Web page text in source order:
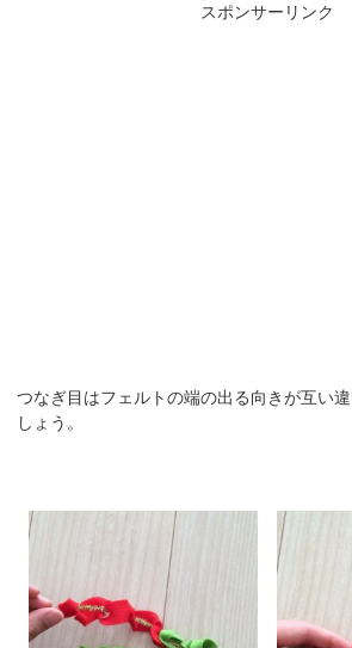
スポンサーリンク
つなぎ目はフェルトの端の出る向きが互い
しょう。